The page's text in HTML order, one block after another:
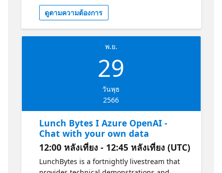
.NET SDK.
will be discussing the different AI options
now available in Azure and how we see those
AI services working with other applications.
Tighe will be showing how you can deploy
Open AI in a secure manner, with private
networking and API Management working
alongside the Open AI service so as to
every fortnight to hear more about the world
ดูตามความต้องการ
พ.ย.
29
วันพุธ
2566
Lunch Bytes I Azure OpenAI -
Chat with your own data
12:00 หลังเที่ยง - 12:45 หลังเที่ยง (UTC)
LunchBytes is a fortnightly livestream that